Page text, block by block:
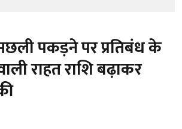
पकड़ने पर प्रतिबंध के
राहत राशि बढ़ाकर